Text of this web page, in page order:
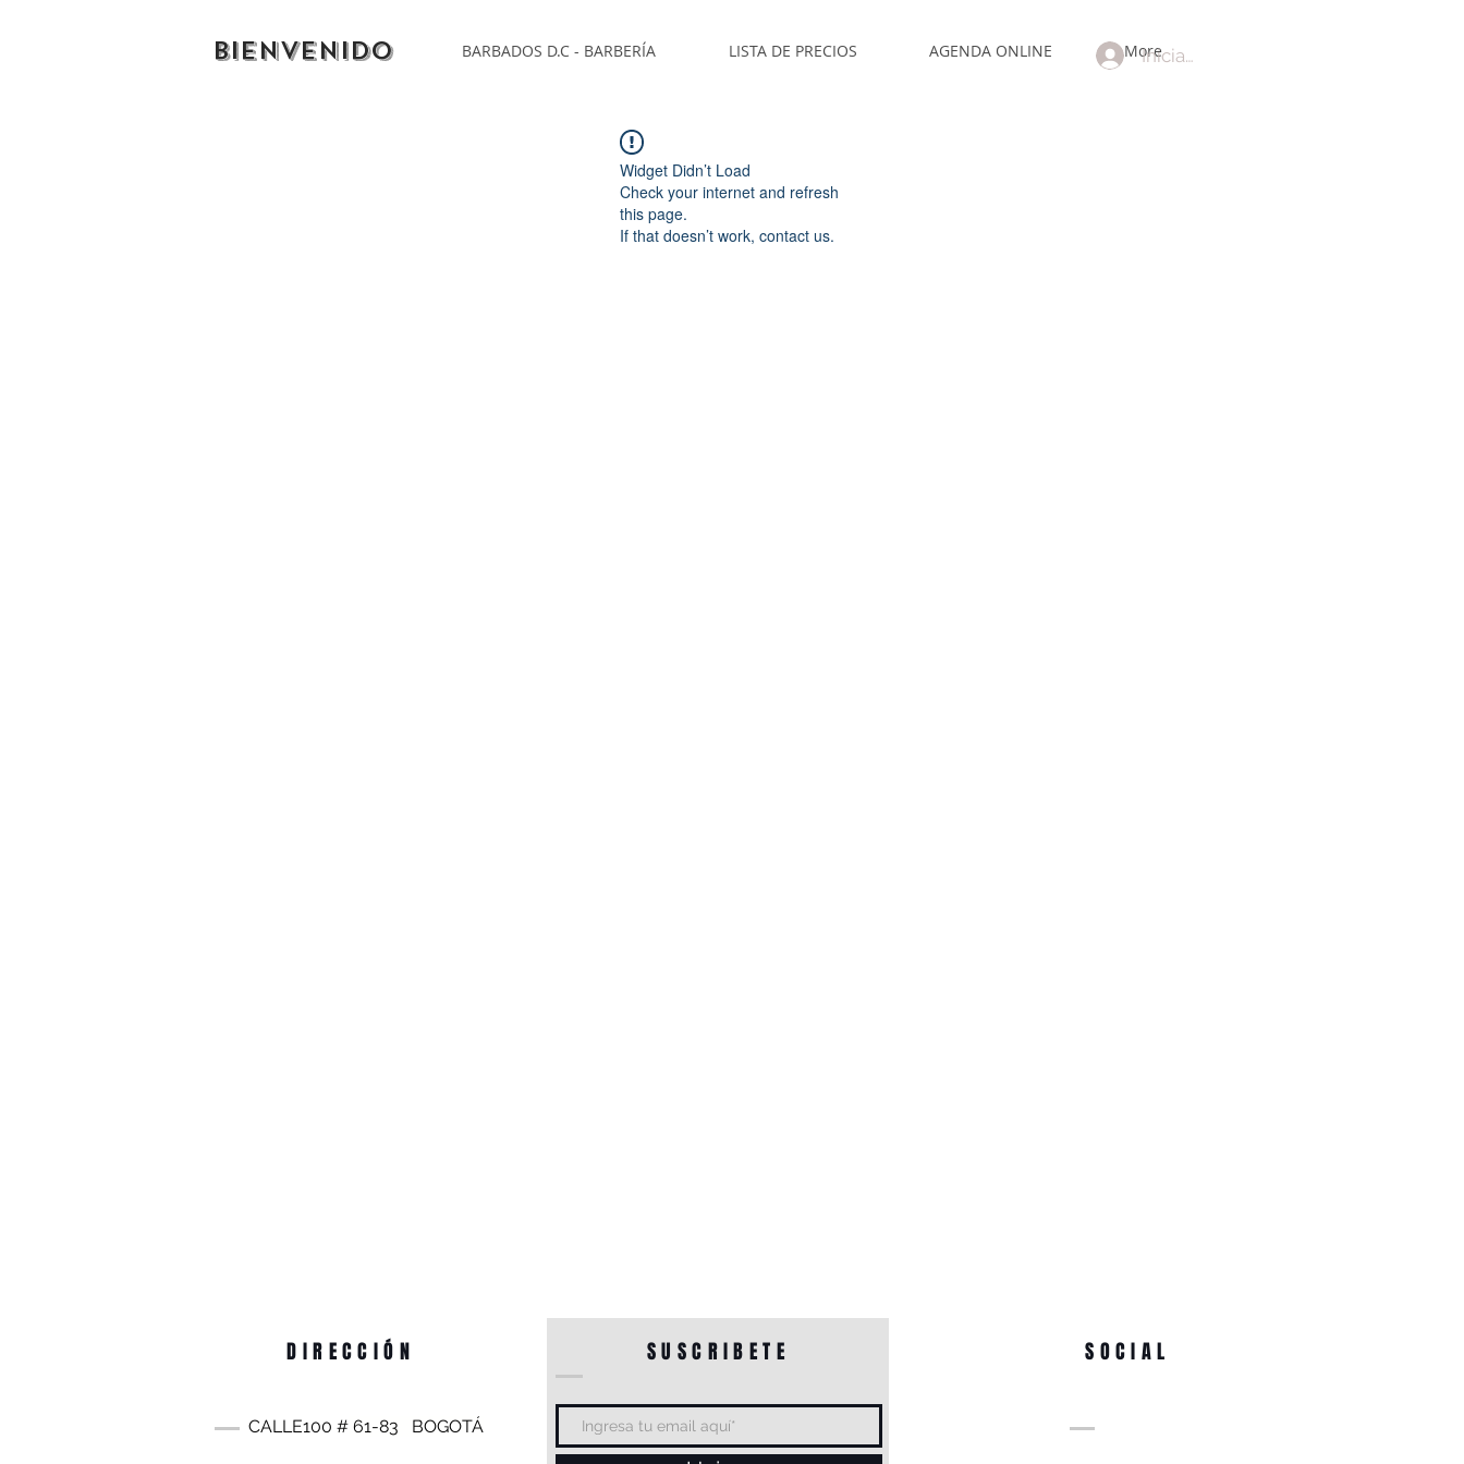
BARBADOS D.C - BARBERÍA LISTA DE PRECIOS AGENDA ONLINE More
BIENVENIDO Iniciar sesión
Widget Didn’t Load
Check your internet and refresh
this page.
If that doesn’t work, contact us.
DIRECCIÓN SUSCRIBETE
CALLE100 # 61-83 BOGOTÁ
SOCIAL